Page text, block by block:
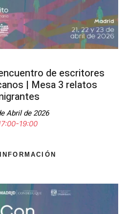
de escritores
| Mesa 3 relatos
Abril de 2026
19:00